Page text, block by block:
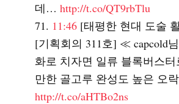
데… http://t.co/QT9rbTlu
11:46 [태평한 현대 도술
[기획회의 311호] ≪ capcold
화로 치자면 일류 블록버스
만한 골고루 완성도 높은 오
http://t.co/aHTBo2ns